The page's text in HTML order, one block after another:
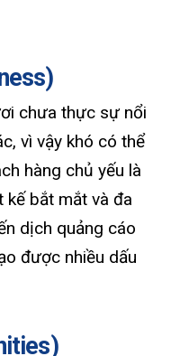
chưa thực sự nổi
vì vậy khó có thể
hàng chủ yếu là
kế bắt mắt và đa
dịch quảng cáo
được nhiều dấu